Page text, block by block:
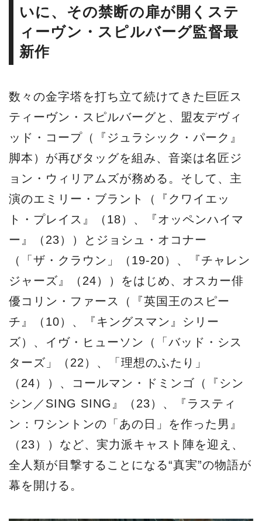
いに、その禁断の扉が開くステ
ィーヴン・スピルバーグ監督最
新作
数々の金字塔を打ち立て続けてきた巨匠ス
ティーヴン・スピルバーグと、盟友デヴィ
ッド・コープ（『ジュラシック・パーク』
脚本）が再びタッグを組み、音楽は名匠ジ
ョン・ウィリアムズが務める。そして、主
演のエミリー・ブラント（『クワイエッ
ト・プレイス』（18）、『オッペンハイマ
ー』（23））とジョシュ・オコナー
（「ザ・クラウン」（19-20）、『チャレン
ジャーズ』（24））をはじめ、オスカー俳
優コリン・ファース（『英国王のスピー
チ』（10）、『キングスマン』シリー
ズ）、イヴ・ヒューソン（「バッド・シス
ターズ」（22）、「理想のふたり」
（24））、コールマン・ドミンゴ（『シン
シン／SING SING』（23）、『ラスティ
ン：ワシントンの「あの日」を作った男』
（23））など、実力派キャスト陣を迎え、
全人類が目撃することになる“真実”の物語が
幕を開ける。